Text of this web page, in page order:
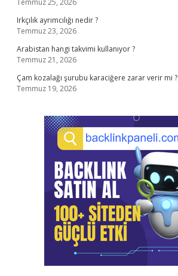
Temmuz 25, 2026
Irkçılık ayrımcılığı nedir ?
Temmuz 23, 2026
Arabistan hangi takvimi kullanıyor ?
Temmuz 21, 2026
Çam kozalağı şurubu karaciğere zarar verir mi ?
Temmuz 19, 2026